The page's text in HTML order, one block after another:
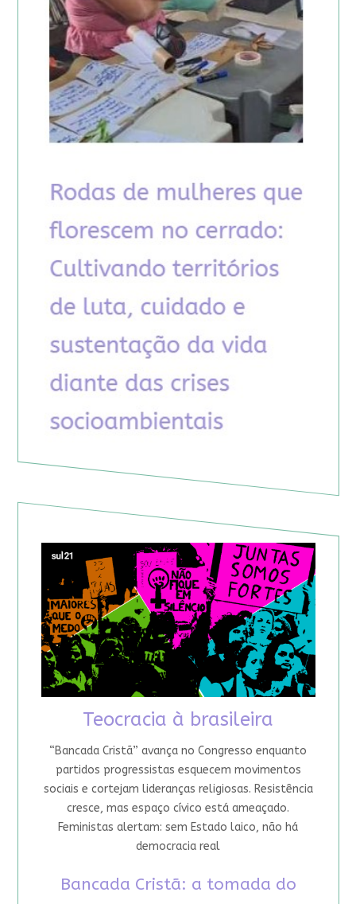
Teocracia à brasileira
“Bancada Cristã” avança no Congresso enquanto
partidos progressistas esquecem movimentos
sociais e cortejam lideranças religiosas. Resistência
cresce, mas espaço cívico está ameaçado.
Feministas alertam: sem Estado laico, não há
democracia real
Bancada Cristã: a tomada do